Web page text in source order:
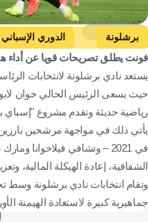
Getty Images
برشلونة الدوري الإسباني
إسبانيا
النرويج الأرجنتين
فونت يطلق تصريحات قويا عن أداء
حيث يسعى الرئيس الحالي خوان
رياضية حديثة وتقدم مشروع "إسباي
يأتي ذلك في مواجهة مرشحين
في 2021 – وتشافي فيلاخوانا
الشفافية، إعادة الهيكلة المالية،
وتقام انتخابات نادي برشلونة
جماهيرية كبيرة لاستعادة الهيمنة